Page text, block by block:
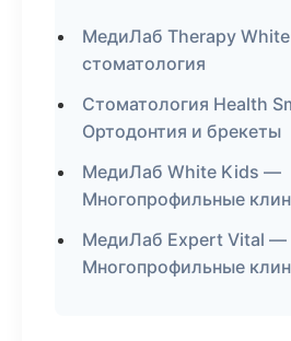
МедиЛаб Therapy
стоматология
Стоматология Health
Ортодонтия и брекеты
МедиЛаб White Kids —
Многопрофильные
МедиЛаб Expert Vital —
Многопрофильные